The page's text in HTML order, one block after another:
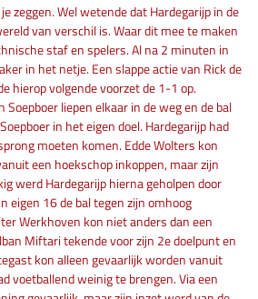
zeggen. Wel wetende dat Hardegarijp in de
van verschil is. Waar dit mee te maken
staf en spelers. Al na 2 minuten in
in het netje. Een slappe actie van Rick de
hierop volgende voorzet de 1-1 op.
liepen elkaar in de weg en de bal
in het eigen doel. Hardegarijp had
moeten komen. Edde Wolters kon
een hoekschop inkoppen, maar zijn
werd Hardegarijp hierna geholpen door
eigen 16 de bal tegen zijn omhoog
Werkhoven kon niet anders dan een
Miftari tekende voor zijn 2e doelpunt en
kon alleen gevaarlijk worden vanuit
voetballend weinig te brengen. Via een